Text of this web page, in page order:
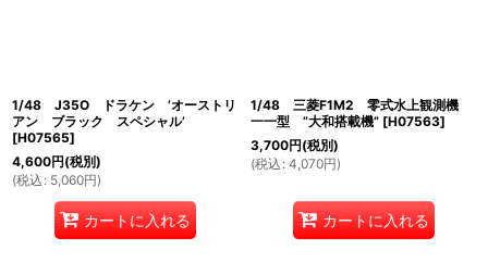
1/48 J35O ドラケン ’オーストリ
アン ブラック スペシャル’
[H07565]
4,600円(税別)
(税込 : 5,060円)
カートに入れる
1/48 三菱F1M2 零式水上観測機
一一型 ”大和搭載機” [H07563]
3,700円(税別)
(税込 : 4,070円)
カートに入れる